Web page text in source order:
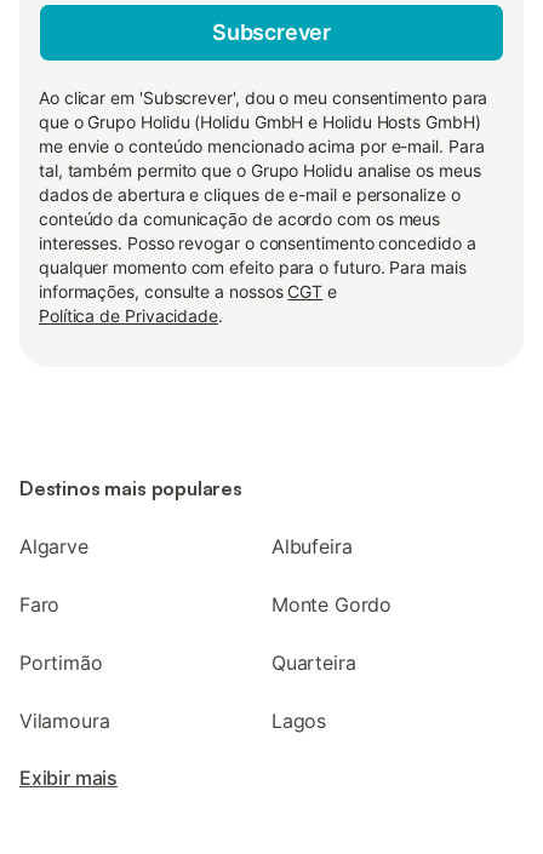
Subscrever
Ao clicar em 'Subscrever', dou o meu consentimento para
que o Grupo Holidu (Holidu GmbH e Holidu Hosts GmbH)
me envie o conteúdo mencionado acima por e-mail. Para
tal, também permito que o Grupo Holidu analise os meus
dados de abertura e cliques de e-mail e personalize o
conteúdo da comunicação de acordo com os meus
interesses. Posso revogar o consentimento concedido a
qualquer momento com efeito para o futuro. Para mais
informações, consulte a nossos CGT e
Política de Privacidade.
Destinos mais populares
Algarve Albufeira
Faro Monte Gordo
Portimão Quarteira
Vilamoura Lagos
Exibir mais